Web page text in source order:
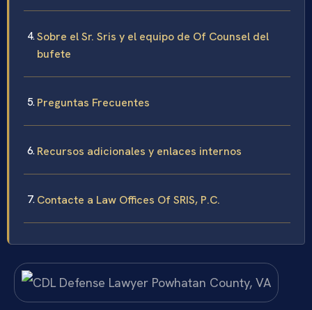
Sobre el Sr. Sris y el equipo de Of Counsel del
bufete
Preguntas Frecuentes
Recursos adicionales y enlaces internos
Contacte a Law Offices Of SRIS, P.C.